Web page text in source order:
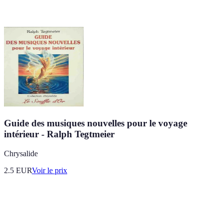
Guide des musiques nouvelles pour le voyage
intérieur - Ralph Tegtmeier
Chrysalide
2.5 EURVoir le prix